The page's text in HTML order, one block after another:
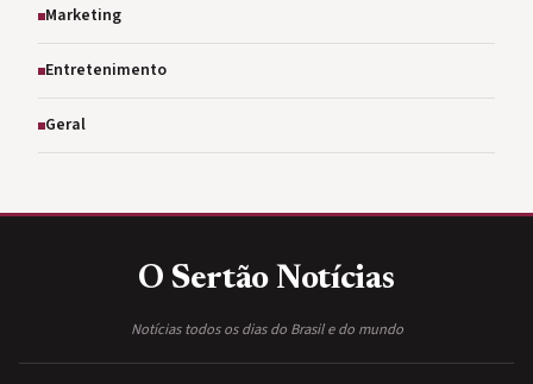
Marketing
Entretenimento
Geral
O Sertão Notícias
Notícias todos os dias do Brasil e do mundo